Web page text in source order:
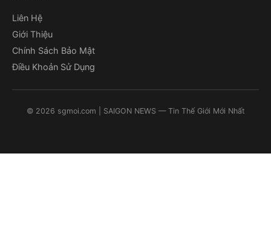
Liên Hệ
Giới Thiệu
Chính Sách Bảo Mật
Điều Khoản Sử Dụng
© 2026 sgmoi.com | SAIGON NEWS — Tin Thế Giới Mới Nhất